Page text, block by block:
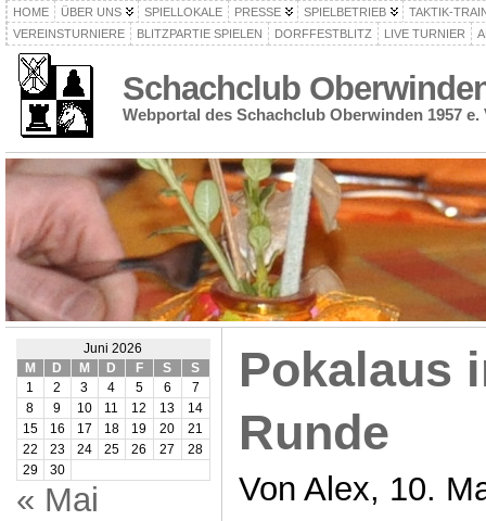
HOME ÜBER UNS SPIELLOKALE PRESSE SPIELBETRIEB
TAKTIK-
VEREINSTURNIERE
BLITZPARTIE SPIELEN DORFFESTBLITZ LIVE TURNIER
Schachclub
Webportal des Schachclub Oberwinden 1957 e.
Juni 2026
M
D M D F S
S
1
2 3 4 5 6
7
8
9 10 11 12 13
14
15
16 17 18 19 20
21
22
23 24 25 26 27
28
29
30
« Mai
Pokalaus
Runde
Von Alex, 10.